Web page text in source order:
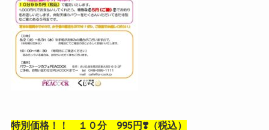
特別価格！！ １０分 995円❣️（税込）